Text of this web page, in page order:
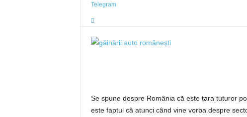
Telegram
Se spune despre România că este țara tuturor
este faptul că atunci când vine vorba despre